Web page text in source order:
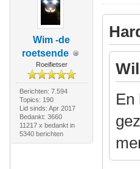
Wim -de
roetsende
Roeifietser
Berichten: 7.594
Topics: 190
Lid sinds: Apr 2017
Bedankt: 3660
11217 x bedankt in
5340 berichten
En